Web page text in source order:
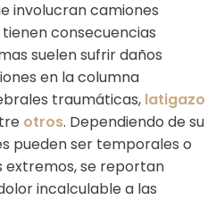
involucran camiones
consecuencias
suelen sufrir daños
en la columna
traumáticas, latigazo
otros. Dependiendo de su
pueden ser temporales o
extremos, se reportan
incalculable a las